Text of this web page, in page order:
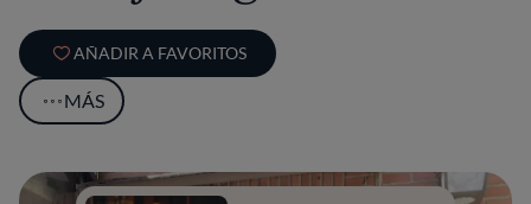
AÑADIR A FAVORITOS
MÁS